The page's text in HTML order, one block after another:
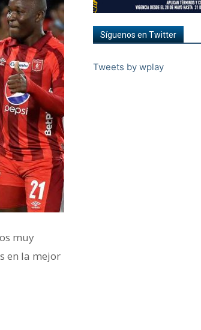
muy
en la mejor
Síguenos en Twitter
Tweets by wplay